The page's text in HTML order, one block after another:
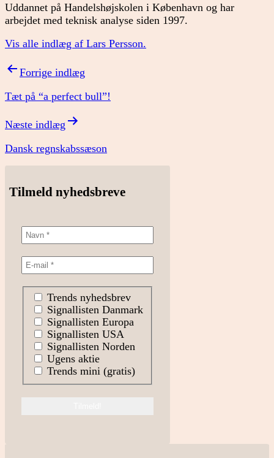
Uddannet på Handelshøjskolen i København og har
arbejdet med teknisk analyse siden 1997.
Vis alle indlæg af Lars Persson.
Indlægsnavigation
Forrige indlæg
Tæt på “a perfect bull”!
Næste indlæg
Dansk regnskabssæson
Tilmeld nyhedsbreve
Trends nyhedsbrev
Signallisten Danmark
Signallisten Europa
Signallisten USA
Signallisten Norden
Ugens aktie
Trends mini (gratis)